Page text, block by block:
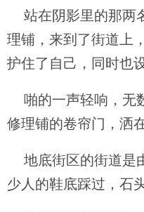
站在阴影里的那两
理铺，来到了街道上
护住了自己，同时也
啪的一声轻响，无
修理铺的卷帘门，洒
地底街区的街道是
少人的鞋底踩过，石